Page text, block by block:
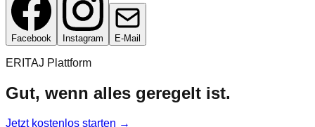
Facebook Instagram E-Mail
ERITAJ Plattform
Gut, wenn alles geregelt ist.
Jetzt kostenlos starten →